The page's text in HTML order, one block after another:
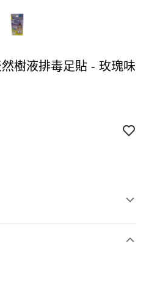
樹液排毒足貼 - 玫瑰味